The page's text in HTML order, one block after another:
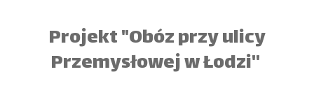
Projekt "Obóz przy ulicy
Przemysłowej w Łodzi''